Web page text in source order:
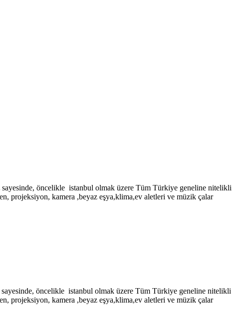
öncelikle istanbul olmak üzere Tüm Türkiye geneline nitelikli
projeksiyon, kamera ,beyaz eşya,klima,ev aletleri ve müzik çalar
öncelikle istanbul olmak üzere Tüm Türkiye geneline nitelikli
projeksiyon, kamera ,beyaz eşya,klima,ev aletleri ve müzik çalar